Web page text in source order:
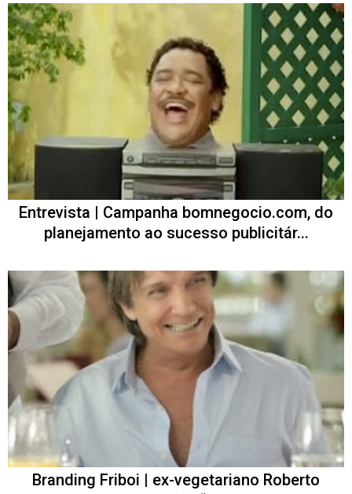
Entrevista | Campanha bomnegocio.com, do
planejamento ao sucesso publicitár...
Branding Friboi | ex-vegetariano Roberto